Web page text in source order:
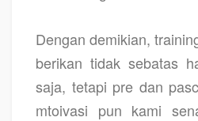
Dengan demikian,
berikan tidak sebatas
saja, tetapi pre dan
mtoivasi pun kami